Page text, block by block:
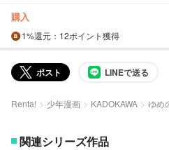
購入
1%還元 ：12ポイント獲得
ポスト LINEで送る
Renta! 少年漫画 KADOKAWA ゆめ
関連シリーズ作品